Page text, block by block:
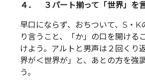
４． ３パート揃って「世界」を言
早口にならず、おちついて、S・K
り言うこと、「か」の口を開ける
けよう。アルトと男声は２回くり
界が＜世界が」と、あとの方を強
う。